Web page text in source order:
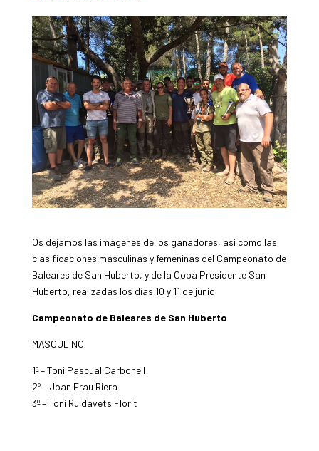
Os dejamos las imágenes de los ganadores, así como las
clasificaciones masculinas y femeninas del Campeonato de
Baleares de San Huberto, y de la Copa Presidente San
Huberto, realizadas los días 10 y 11 de junio.
Campeonato de Baleares de San Huberto
MASCULINO
1º – Toni Pascual Carbonell
2º – Joan Frau Riera
3º – Toni Ruidavets Florit